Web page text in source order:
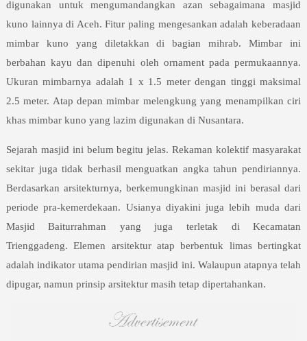
digunakan untuk mengumandangkan azan sebagaimana masjid
kuno lainnya di Aceh. Fitur paling mengesankan adalah keberadaan
mimbar kuno yang diletakkan di bagian mihrab. Mimbar ini
berbahan kayu dan dipenuhi oleh ornament pada permukaannya.
Ukuran mimbarnya adalah 1 x 1.5 meter dengan tinggi maksimal
2.5 meter. Atap depan mimbar melengkung yang menampilkan ciri
khas mimbar kuno yang lazim digunakan di Nusantara.
Sejarah masjid ini belum begitu jelas. Rekaman kolektif masyarakat
sekitar juga tidak berhasil menguatkan angka tahun pendiriannya.
Berdasarkan arsitekturnya, berkemungkinan masjid ini berasal dari
periode pra-kemerdekaan. Usianya diyakini juga lebih muda dari
Masjid Baiturrahman yang juga terletak di Kecamatan
Trienggadeng. Elemen arsitektur atap berbentuk limas bertingkat
adalah indikator utama pendirian masjid ini. Walaupun atapnya telah
dipugar, namun prinsip arsitektur masih tetap dipertahankan.